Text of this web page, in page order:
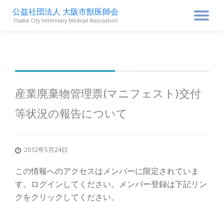
ナ
を
公益社団法人 大阪市獣医師会
Osaka City Veterinary Medical Association
産業廃棄物管理票(マニフェスト)交付
等状況の報告について
2012年5月24日
この情報へのアクセスはメンバーに限定されていま
す。ログインしてください。メンバー登録は下記リン
クをクリックしてください。